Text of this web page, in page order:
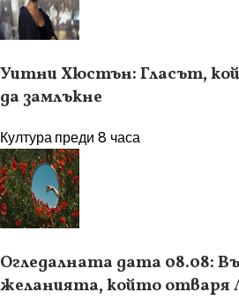
Уитни Хюстън: Гласът,
да замлъкне
Културапреди 8 часа
Огледалната дата 08.08:
желанията, който отваря